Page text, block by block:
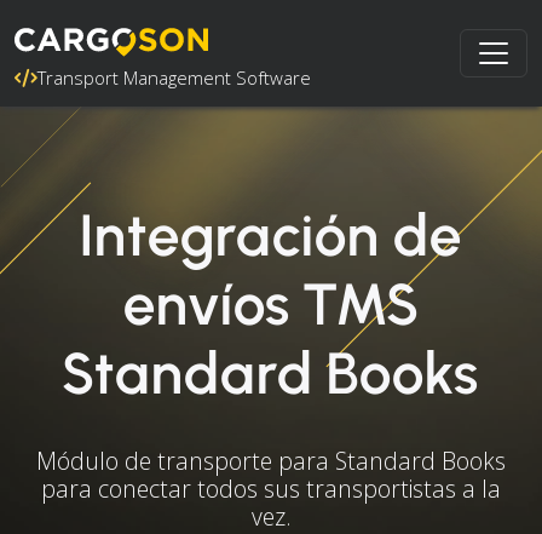
Transport Management Software
Integración de
envíos TMS
Standard Books
Módulo de transporte para Standard Books
para conectar todos sus transportistas a la
vez.